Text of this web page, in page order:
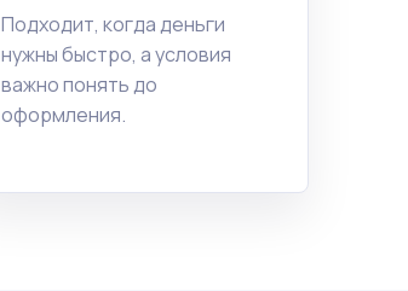
Подходит, когда деньги
нужны быстро, а условия
важно понять до
оформления.